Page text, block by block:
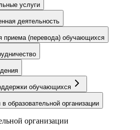
услуги
деятельность
приема (перевода) обучающихся
обучающихся
образовательной организации
организации